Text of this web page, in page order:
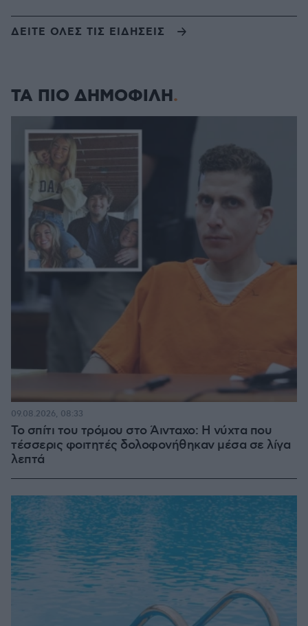
ΔΕΙΤΕ ΟΛΕΣ ΤΙΣ ΕΙΔΗΣΕΙΣ
ΤΑ ΠΙΟ ΔΗΜΟΦΙΛΗ
Το σπίτι του τρόμου στο Άινταχο: Η νύχτα που
τέσσερις φοιτητές δολοφονήθηκαν μέσα σε λίγα
λεπτά
09.08.2026, 08:33